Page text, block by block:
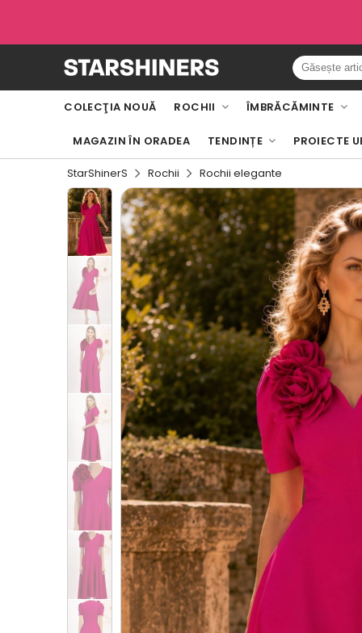
COLECŢIA NOUĂ ROCHII ÎMBRĂCĂMINTE
MAGAZIN ÎN ORADEA TENDINȚE PROIECTE
StarShinerS Rochii Rochii elegante